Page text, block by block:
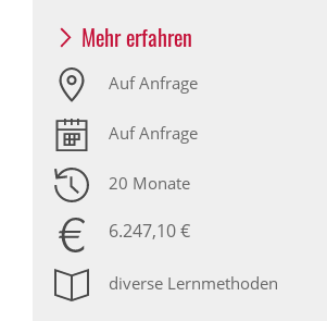
Mehr erfahren
Auf Anfrage
Auf Anfrage
20 Monate
6.247,10 €
diverse Lernmethoden